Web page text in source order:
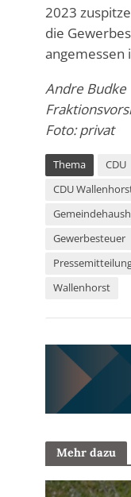
2023
die
angemessen
Andre Budke
Foto: privat
Thema CDU
CDU
Gewerbesteuer
Wallenhorst
Mehr dazu